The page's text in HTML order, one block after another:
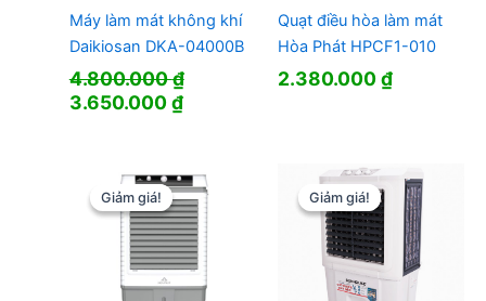
Máy làm mát không khí
Daikiosan DKA-04000B
4.800.000₫
Giá
4.800.000 ₫.
3.650.000₫Giá
là:
3.650.000 ₫.
Quạt điều hòa làm mát
Hòa Phát HPCF1-010
2.380.000₫
Giảm giá!
Giảm giá! Giảm giá!
Giảm giá!